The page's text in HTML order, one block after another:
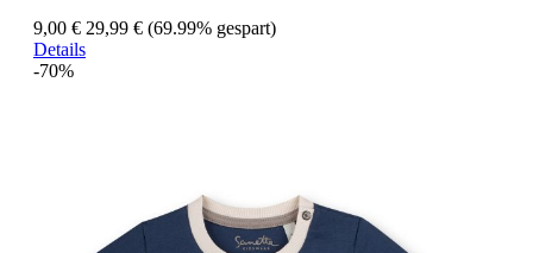
9,00 € 29,99 € (69.99% gespart)
Details
-70%